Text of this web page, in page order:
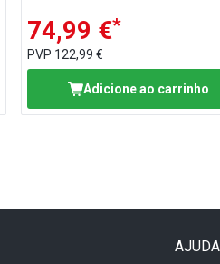
74,99 €*
PVP 122,99 €
Adicione ao carrinho